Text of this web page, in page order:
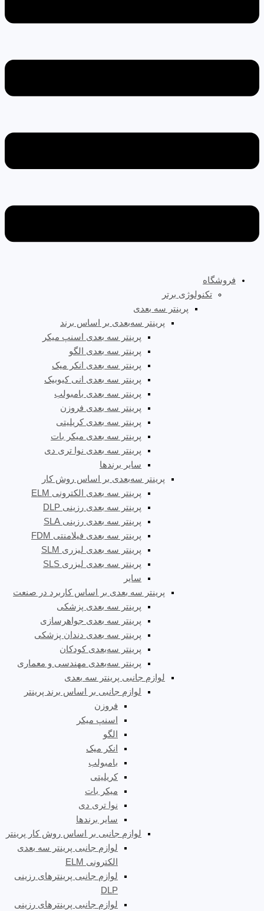
فروشگاه
تکنولوژی برتر
پرینتر سه‌ بعدی
پرینتر سه‌بعدی بر اساس برند
پرینتر سه بعدی اسنپ میکر
پرینتر سه بعدی الگو
پرینتر سه بعدی انکر میک
پرینتر سه بعدی انی کیوبیک
پرینتر سه بعدی بامبولب
پرینتر سه بعدی فروزن
پرینتر سه بعدی کریلیتی
پرینتر سه بعدی میکر بات
پرینتر سه بعدی نوا تری دی
سایر برندها
پرینتر سه‌بعدی بر اساس روش کار
پرینتر سه بعدی الکترونی ELM
پرینتر سه بعدی رزینی DLP
پرینتر سه بعدی رزینی SLA
پرینتر سه بعدی فیلامنتی FDM
پرینتر سه بعدی لیزری SLM
پرینتر سه بعدی لیزری SLS
سایر
پرینتر سه بعدی بر اساس کاربرد در صنعت
پرینتر سه بعدی پزشکی
پرینتر سه بعدی جواهرسازی
پرینتر سه بعدی دندان پزشکی
پرینتر سه‌بعدی کودکان
پرینتر سه‌بعدی مهندسی و معماری
لوازم جانبی پرینتر سه بعدی
لوازم جانبی بر اساس برند پرینتر
فروزن
اسنپ میکر
الگو
انکر میک
بامبولب
کریلیتی
میکر بات
نوا تری دی
سایر برندها
لوازم جانبی بر اساس روش کار پرینتر
لوازم جانبی پرینتر سه بعدی
الکترونی ELM
لوازم جانبی پرینترهای رزینی
DLP
لوازم جانبی پرینترهای رزینی